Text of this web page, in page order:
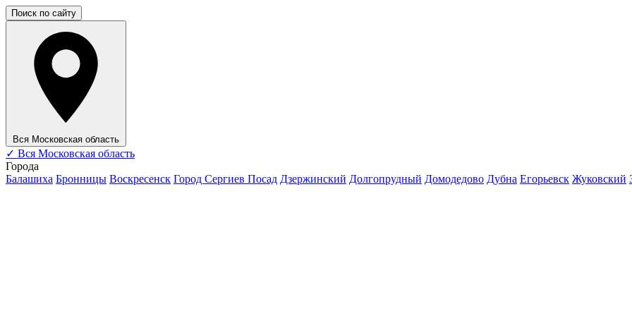
Поиск по сайту
Вся Московская область
✓ Вся Московская область
Города
Балашиха Бронницы Воскресенск Город Сергиев Посад Дзержинский Долгопрудный Домодедово Дубна Егорьевск Жуковский